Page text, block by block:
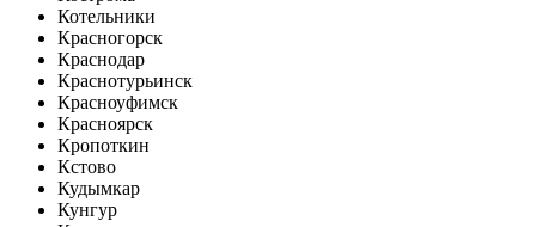
Котельники
Красногорск
Краснодар
Краснотурьинск
Красноуфимск
Красноярск
Кропоткин
Кстово
Кудымкар
Кунгур